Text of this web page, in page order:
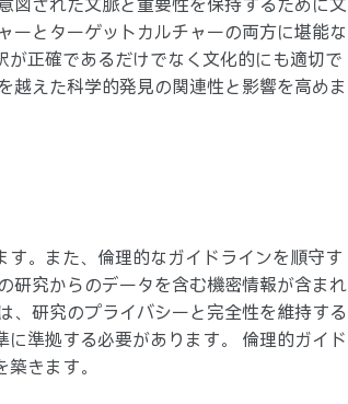
図された文脈と重要性を保持するために文
ーとターゲットカルチャーの両方に堪能な
正確であるだけでなく文化的にも適切で
越えた科学的発見の関連性と影響を高めま
。また、倫理的なガイドラインを順守す
研究からのデータを含む機密情報が含まれ
、研究のプライバシーと完全性を維持する
準拠する必要があります。 倫理的ガイド
きます。